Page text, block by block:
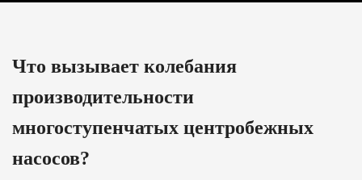
Что вызывает колебания
производительности
многоступенчатых центробежных
насосов?